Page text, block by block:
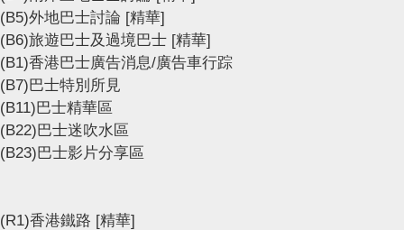
(B5)外地巴士討論 [精華]
(B6)旅遊巴士及過境巴士 [精華]
(B1)香港巴士廣告消息/廣告車行踪
(B7)巴士特別所見
(B11)巴士精華區
(B22)巴士迷吹水區
(B23)巴士影片分享區
(R1)香港鐵路 [精華]